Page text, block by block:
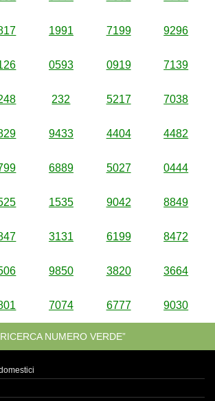
1991 7199 9296
0593 0919 7139
232 5217 7038
9433 4404 4482
6889 5027 0444
1535 9042 8849
3131 6199 8472
9850 3820 3664
7074 6777 9030
NUMERO VERDE”